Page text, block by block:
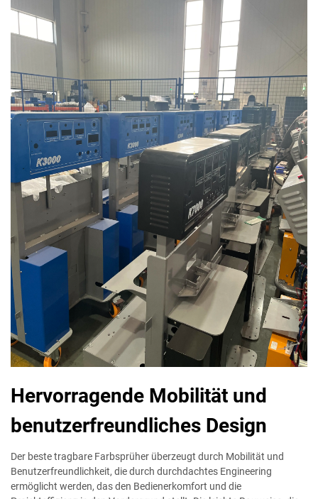
Hervorragende Mobilität und
benutzerfreundliches Design
Der beste tragbare Farbsprüher überzeugt durch Mobilität und
Benutzerfreundlichkeit, die durch durchdachtes Engineering
ermöglicht werden, das den Bedienerkomfort und die